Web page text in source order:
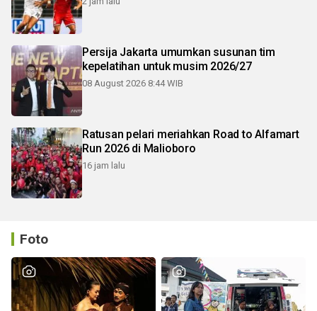
Persija Jakarta umumkan susunan tim
kepelatihan untuk musim 2026/27
08 August 2026 8:44 WIB
Ratusan pelari meriahkan Road to Alfamart
Run 2026 di Malioboro
16 jam lalu
Foto